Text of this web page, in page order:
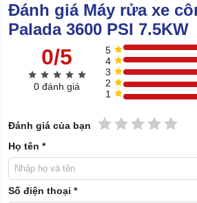
1.3 Motor không chổi than, đầu
cao
Đánh giá Máy rửa xe
Palada 3600 PSI 7.5KW
0/5
0 đánh giá
5
4
3
2
1
Đánh giá của bạn 5 sao
4 sao
3 sao
2 sao
1 sao
Họ tên *
Số điện thoại *